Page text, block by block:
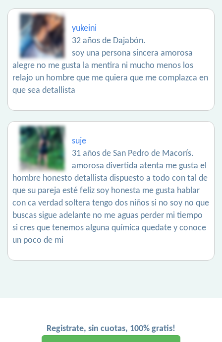
yukeini
32 años de Dajabón.
soy una persona sincera amorosa
alegre no me gusta la mentira ni mucho menos los
relajo un hombre que me quiera que me complazca en
que sea detallista
suje
31 años de San Pedro de Macorís.
amorosa divertida atenta me gusta el
hombre honesto detallista dispuesto a todo con tal de
que su pareja esté feliz soy honesta me gusta hablar
con ca verdad soltera tengo dos niños si no soy no que
buscas sigue adelante no me aguas perder mi tiempo
si cres que tenemos alguna química quedate y conoce
un poco de mi
Registrate, sin cuotas, 100% gratis!